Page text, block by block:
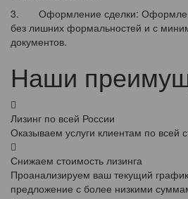
3. Оформление сделки:
без лишних формальностей и с
документов.
Наши
Лизинг по всей России
Оказываем услуги клиентам по всей
Снижаем стоимость лизинга
Проанализируем ваш текущий
предложение с более низкими